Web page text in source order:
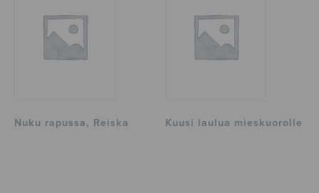
Nuku rapussa, Reiska Kuusi laulua mieskuorolle